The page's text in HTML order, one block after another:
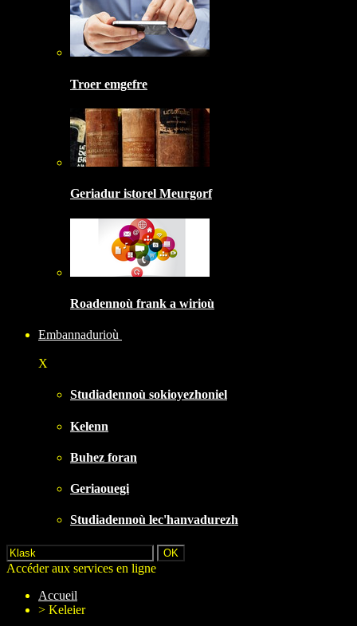
Troer emgefre
Geriadur istorel Meurgorf
Roadennoù frank a wirioù
Embannadurioù
X
Studiadennoù sokioyezhoniel
Kelenn
Buhez foran
Geriaouegi
Studiadennoù lec'hanvadurezh
Accéder aux services en ligne
Accueil
> Keleier